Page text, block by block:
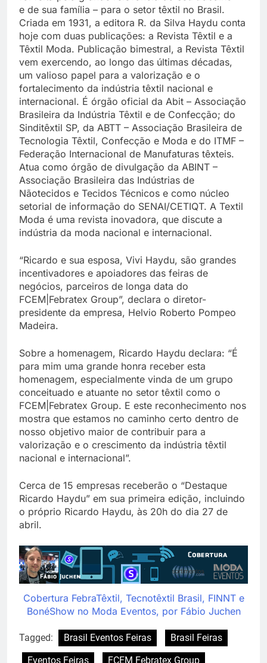
e de sua família – para o setor têxtil no Brasil.
Criada em 1931, a editora R. da Silva Haydu conta
hoje com duas publicações: a Revista Têxtil e a
Têxtil Moda. Publicação bimestral, a Revista Têxtil
vem exercendo, ao longo das últimas décadas,
um valioso papel para a valorização e o
fortalecimento da indústria têxtil nacional e
internacional. É órgão oficial da Abit – Associação
Brasileira da Indústria Têxtil e de Confecção; do
Sinditêxtil SP, da ABTT – Associação Brasileira de
Tecnologia Têxtil, Confecção e Moda e do ITMF –
Federação Internacional de Manufaturas têxteis.
Atua como órgão de divulgação da ABINT –
Associação Brasileira das Indústrias de
Nãotecidos e Tecidos Técnicos e como núcleo
setorial de informação do SENAI/CETIQT. A Textil
Moda é uma revista inovadora, que discute a
indústria da moda nacional e internacional.
“Ricardo e sua esposa, Vivi Haydu, são grandes
incentivadores e apoiadores das feiras de
negócios, parceiros de longa data do
FCEM|Febratex Group”, declara o diretor-
presidente da empresa, Helvio Roberto Pompeo
Madeira.
Sobre a homenagem, Ricardo Haydu declara: “É
para mim uma grande honra receber esta
homenagem, especialmente vinda de um grupo
conceituado e atuante no setor têxtil como o
FCEM|Febratex Group. E este reconhecimento nos
mostra que estamos no caminho certo dentro de
nosso objetivo maior de contribuir para a
valorização e o crescimento da indústria têxtil
nacional e internacional”.
Cerca de 15 empresas receberão o “Destaque
Ricardo Haydu” em sua primeira edição, incluindo
o próprio Ricardo Haydu, às 20h do dia 27 de
abril.
Cobertura FebraTêxtil, Tecnotêxtil Brasil, FINNT e
BonéShow no Moda Eventos, por Fábio Juchen
Tagged: Brasil Eventos Feiras
Brasil Feiras
Eventos Feiras
FCEM Febratex Group